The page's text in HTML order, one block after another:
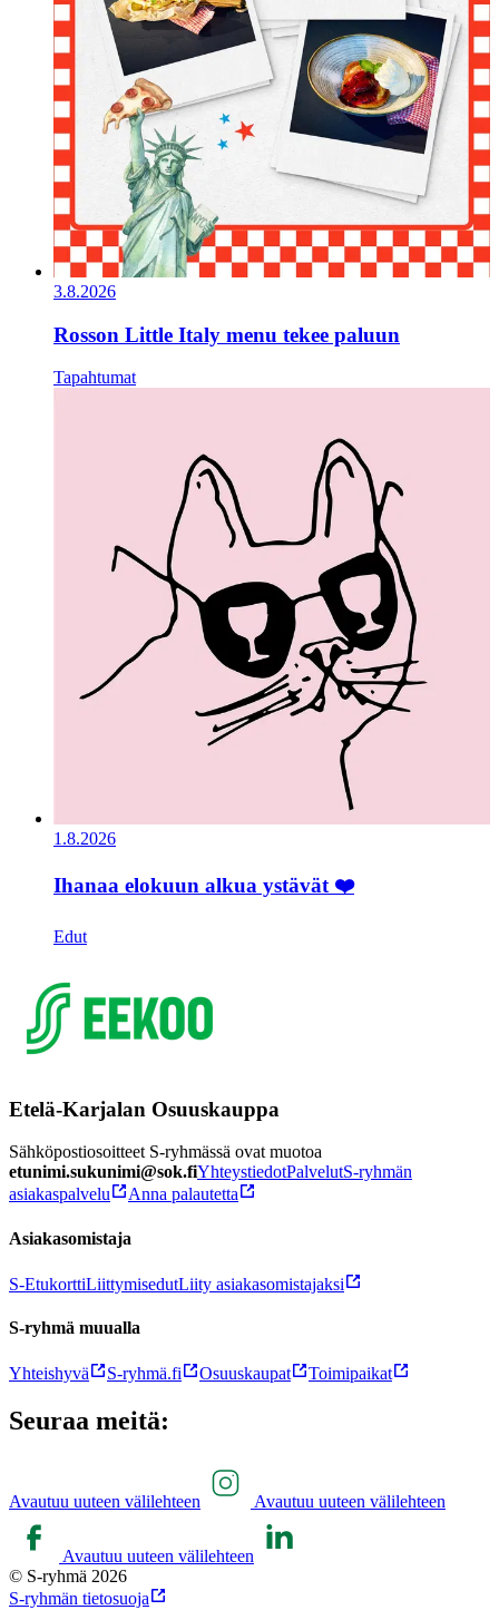
3.8.2026
Rosson Little Italy menu tekee paluun
Tapahtumat
1.8.2026
Ihanaa elokuun alkua ystävät ❤️
Edut
Etelä-Karjalan Osuuskauppa
Sähköpostiosoitteet S-ryhmässä ovat muotoa
etunimi.sukunimi@sok.fiYhteystiedotPalvelutS-ryhmän
asiakaspalvelu
Anna palautetta
Asiakasomistaja
S-EtukorttiLiittymisedutLiity asiakasomistajaksi
S-ryhmä muualla
Yhteishyvä S-ryhmä.fi Osuuskaupat Toimipaikat
Seuraa meitä:
Avautuu uuteen välilehteen Avautuu uuteen välilehteen
Avautuu uuteen välilehteen
© S-ryhmä 2026
S-ryhmän tietosuoja